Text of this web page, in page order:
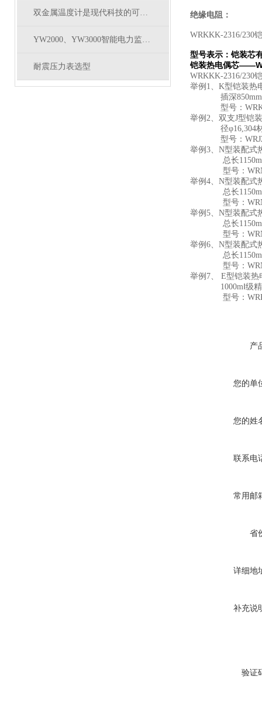
双金属温度计是现代科技的可靠选择
YW2000、YW3000智能电力监测仪与常规电量变送器的比较
耐震压力表选型
绝缘电阻：
WRKKK-2316/230
型号表示：铠装芯
铠装热电偶芯
WRKKK-2316/230
举例1、K型铠装热
插深850mm，
型号：WRKKK-
举例2、双支J型铠
径φ16,304材质
型号：
举例3、N型装配式
总长1150mm，
型号：WRN-
举例4、N型装配式
总长1150mm，
型号：WRN-
举例5、N型装配式
总长1150mm，
型号：WRN-
举例6、N型装配式
总长1150mm，
型号：WRN-
举例7、 E型铠装
1000mⅠ级精度
型号：WREK-
产
您的单
您的姓
联系电
常用邮
省
详细地
补充说
验证